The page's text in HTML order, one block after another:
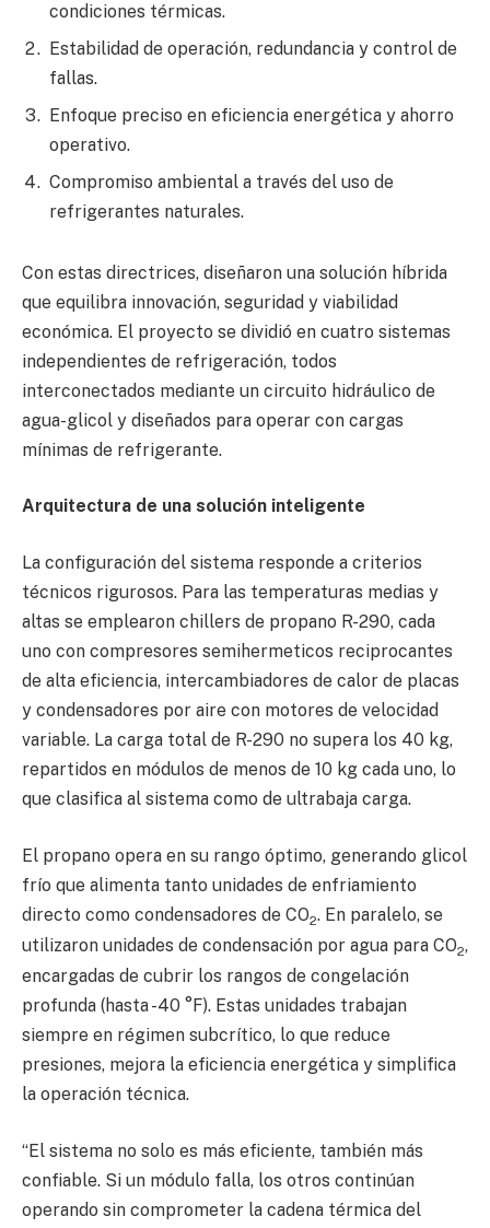
condiciones térmicas.
Estabilidad de operación, redundancia y control de
fallas.
Enfoque preciso en eficiencia energética y ahorro
operativo.
Compromiso ambiental a través del uso de
refrigerantes naturales.
Con estas directrices, diseñaron una solución híbrida
que equilibra innovación, seguridad y viabilidad
económica. El proyecto se dividió en cuatro sistemas
independientes de refrigeración, todos
interconectados mediante un circuito hidráulico de
agua-glicol y diseñados para operar con cargas
mínimas de refrigerante.
Arquitectura de una solución inteligente
La configuración del sistema responde a criterios
técnicos rigurosos. Para las temperaturas medias y
altas se emplearon chillers de propano R-290, cada
uno con compresores semihermeticos reciprocantes
de alta eficiencia, intercambiadores de calor de placas
y condensadores por aire con motores de velocidad
variable. La carga total de R-290 no supera los 40 kg,
repartidos en módulos de menos de 10 kg cada uno, lo
que clasifica al sistema como de ultrabaja carga.
El propano opera en su rango óptimo, generando glicol
frío que alimenta tanto unidades de enfriamiento
directo como condensadores de CO2. En paralelo, se
utilizaron unidades de condensación por agua para CO2,
encargadas de cubrir los rangos de congelación
profunda (hasta -40 °F). Estas unidades trabajan
siempre en régimen subcrítico, lo que reduce
presiones, mejora la eficiencia energética y simplifica
la operación técnica.
“El sistema no solo es más eficiente, también más
confiable. Si un módulo falla, los otros continúan
operando sin comprometer la cadena térmica del